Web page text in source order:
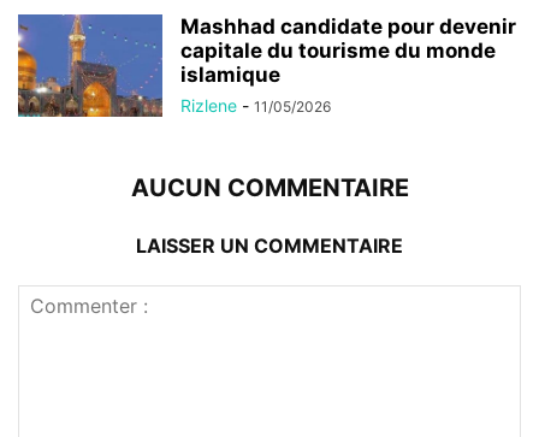
Mashhad candidate pour devenir
capitale du tourisme du monde
islamique
Rizlene - 11/05/2026
AUCUN COMMENTAIRE
LAISSER UN COMMENTAIRE